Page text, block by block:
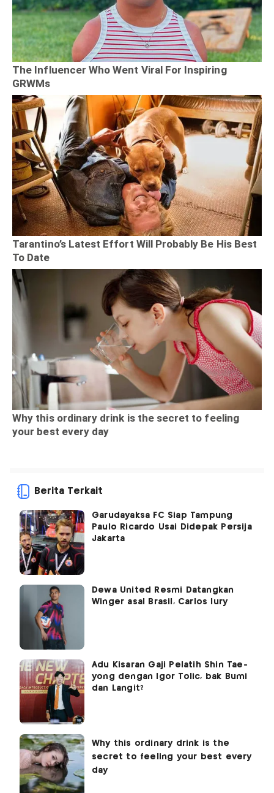
Berita Terkait
Garudayaksa FC Siap Tampung
Paulo Ricardo Usai Didepak Persija
Jakarta
Dewa United Resmi Datangkan
Winger asal Brasil, Carlos Iury
Adu Kisaran Gaji Pelatih Shin Tae-
yong dengan Igor Tolic, bak Bumi
dan Langit?